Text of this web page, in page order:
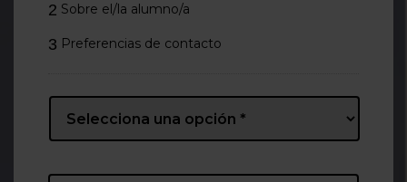
2 Sobre el/la alumno/a
3 Preferencias de contacto
Name *